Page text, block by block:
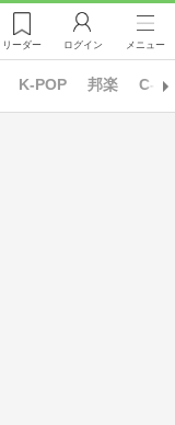
リーダー ログイン メニュー
K-POP 邦楽 C-